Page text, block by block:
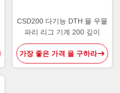
CSD200 다기능 DTH 물 우물
파리 리그 기계 200 깊이
가장 좋은 가격 을 구하라